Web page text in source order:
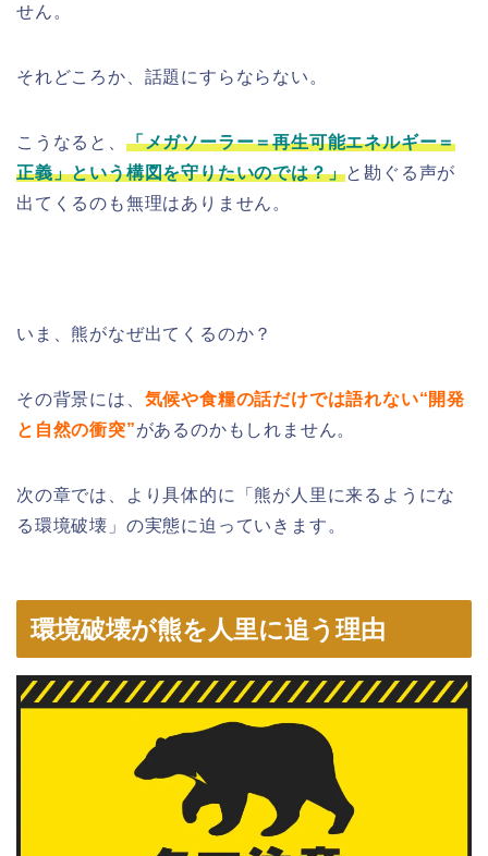
せん。
それどころか、話題にすらならない。
こうなると、 「メガソーラー＝再生可能エネルギー＝
正義」という構図を守りたいのでは？」と勘ぐる声が
出てくるのも無理はありません。
いま、熊がなぜ出てくるのか？
その背景には、 気候や食糧の話だけでは語れない“開発
と自然の衝突”があるのかもしれません。
次の章では、より具体的に「熊が人里に来るようにな
る環境破壊」の実態に迫っていきます。
環境破壊が熊を人里に追う理由